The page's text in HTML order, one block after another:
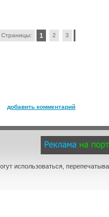
Страницы: 1 2 3
добавить комментарий
использоваться,